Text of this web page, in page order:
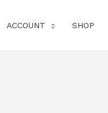
ACCOUNT SHOP